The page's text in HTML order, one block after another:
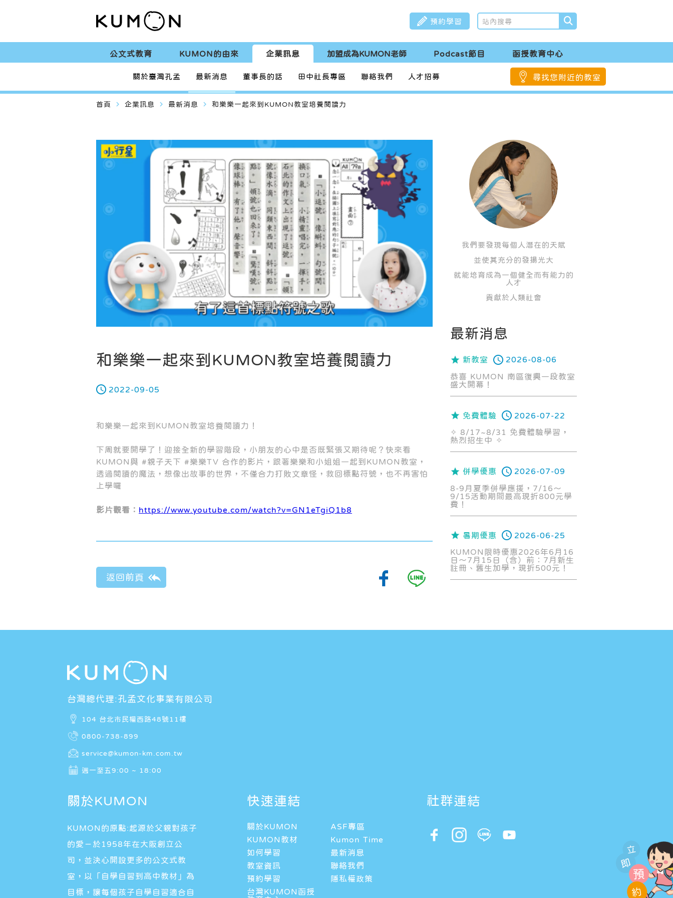
預約學習
公文式教育 KUMON的由來 企業訊息 加盟成為KUMON老師 Podcast節目 函授教育中心
關於臺灣孔孟 最新消息 董事長的話 田中社長專區 聯絡我們 人才招募 尋找您附近的教室
首頁 navigate_next 企業訊息 navigate_next 最新消息 navigate_next 和樂樂一起來到KUMON教室培養閱讀力
和樂樂一起來到KUMON教室培養閱讀力
2022-09-05
和樂樂一起來到KUMON教室培養閱讀力！
下周就要開學了！迎接全新的學習階段，小朋友的心中是否既緊張又期待呢？快來看
KUMON與 #親子天下 #樂樂TV 合作的影片，跟著樂樂和小姐姐一起到KUMON教室，
透過閱讀的魔法，想像出故事的世界，不僅合力打敗文章怪，救回標點符號，也不再害怕
上學囉
影片觀看： https://www.youtube.com/watch?v=GN1eTgiQ1b8
我們要發現每個人潛在的天賦
並使其充分的發揚光大
就能培育成為一個健全而有能力的
人才
貢獻於人類社會
最新消息
新教室 2026-08-06
恭喜 KUMON 南區復興一段教室
盛大開幕！
免費體驗 2026-07-22
✧ 8/17~8/31 免費體驗學習，
熱烈招生中 ✧
併學優惠 2026-07-09
8-9月夏季併學應援，7/16～
9/15活動期間最高現折800元學
費！
暑期優惠 2026-06-25
KUMON限時優惠2026年6月16
日～7月15日（含）前：7月新生
註冊、舊生加學，現折500元！
立
即
預
約
台灣總代理:孔孟文化事業有限公司
104 台北市民權西路48號11樓
0800-738-899
service@kumon-km.com.tw
週一至五9:00 ~ 18:00
關於KUMON
KUMON的原點:起源於父親對孩子
的愛－於1958年在大阪創立公
司，並決心開設更多的公文式教
室，以「自學自習到高中教材」為
目標，讓每個孩子自學自習適合自
快速連結
關於KUMON
ASF專區
KUMON教材
Kumon Time
如何學習
最新消息
教室資訊
聯絡我們
預約學習
隱私權政策
台灣KUMON函授
社群連結